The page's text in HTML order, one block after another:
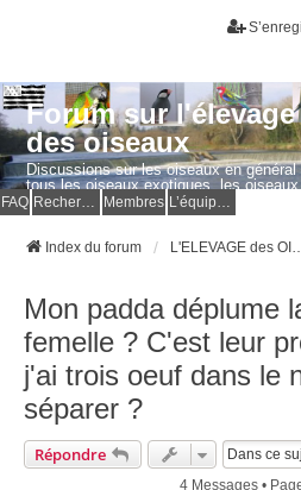
Forum sur
des oiseaux
Discussions sur les oiseaux en
tous les oiseaux exotiques, les
Questions, photos, expériences.
FAQ Membres
Index du forum
Mon padda déplume
femelle ? C'est leur
j'ai trois oeuf dans le
séparer ?
Répondre
4 Messages •